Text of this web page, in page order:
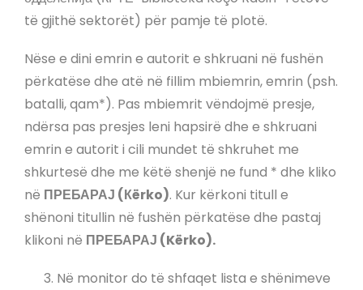
të gjithë sektorët) për pamje të plotë.
Nëse e dini emrin e autorit e shkruani në fushën
përkatëse dhe atë në fillim mbiemrin, emrin (psh.
batalli, qam*). Pas mbiemrit vëndojmë presje,
ndërsa pas presjes leni hapsirë dhe e shkruani
emrin e autorit i cili mundet të shkruhet me
shkurtesë dhe me këtë shenjë ne fund * dhe kliko
në ПРЕБАРАЈ (Кërko). Kur kërkoni titull e
shënoni titullin në fushën përkatëse dhe pastaj
klikoni në ПРЕБАРАЈ (Kërko).
Në monitor do të shfaqet lista e shënimeve